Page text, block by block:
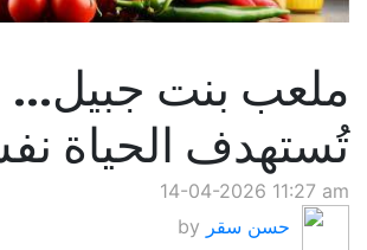
ملعب بنت جبيل…
تُستهدف الحياة
14-04-2026 11:27 am
by حسن سقر